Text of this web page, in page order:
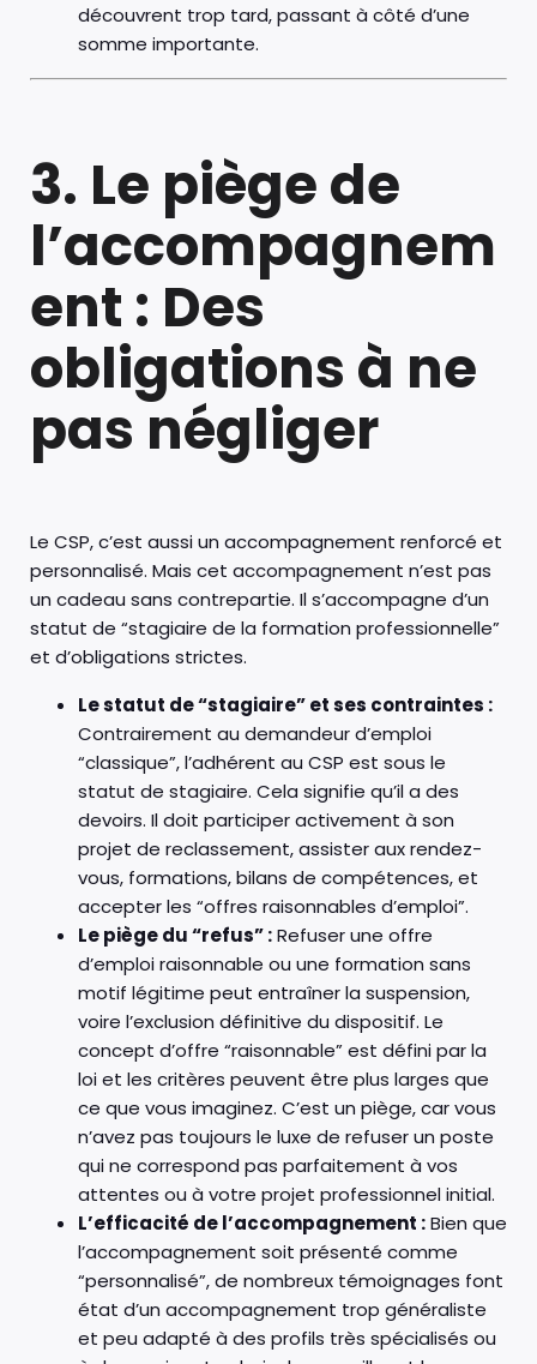
découvrent trop tard, passant à côté d’une
somme importante.
3. Le piège de
l’accompagnem
ent : Des
obligations à ne
pas négliger
Le CSP, c’est aussi un accompagnement renforcé et
personnalisé. Mais cet accompagnement n’est pas
un cadeau sans contrepartie. Il s’accompagne d’un
statut de “stagiaire de la formation professionnelle”
et d’obligations strictes.
Le statut de “stagiaire” et ses contraintes :
Contrairement au demandeur d’emploi
“classique”, l’adhérent au CSP est sous le
statut de stagiaire. Cela signifie qu’il a des
devoirs. Il doit participer activement à son
projet de reclassement, assister aux rendez-
vous, formations, bilans de compétences, et
accepter les “offres raisonnables d’emploi”.
Le piège du “refus” :Refuser une offre
d’emploi raisonnable ou une formation sans
motif légitime peut entraîner la suspension,
voire l’exclusion définitive du dispositif. Le
concept d’offre “raisonnable” est défini par la
loi et les critères peuvent être plus larges que
ce que vous imaginez. C’est un piège, car vous
n’avez pas toujours le luxe de refuser un poste
qui ne correspond pas parfaitement à vos
attentes ou à votre projet professionnel initial.
L’efficacité de l’accompagnement :Bien que
l’accompagnement soit présenté comme
“personnalisé”, de nombreux témoignages font
état d’un accompagnement trop généraliste
et peu adapté à des profils très spécialisés ou